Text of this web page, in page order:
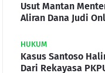
Usut Mantan
Aliran Dana Judi
HUKUM
Kasus Santoso
Dari Rekayasa